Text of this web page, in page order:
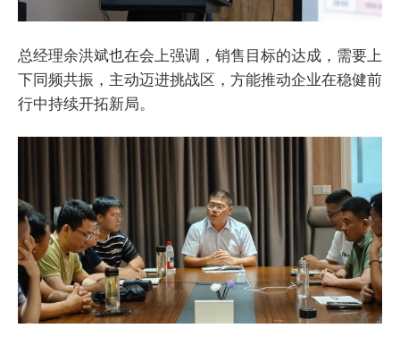
总经理余洪斌也在会上强调，销售目标的达成，需要上
下同频共振，主动迈进挑战区，方能推动企业在稳健前
行中持续开拓新局。